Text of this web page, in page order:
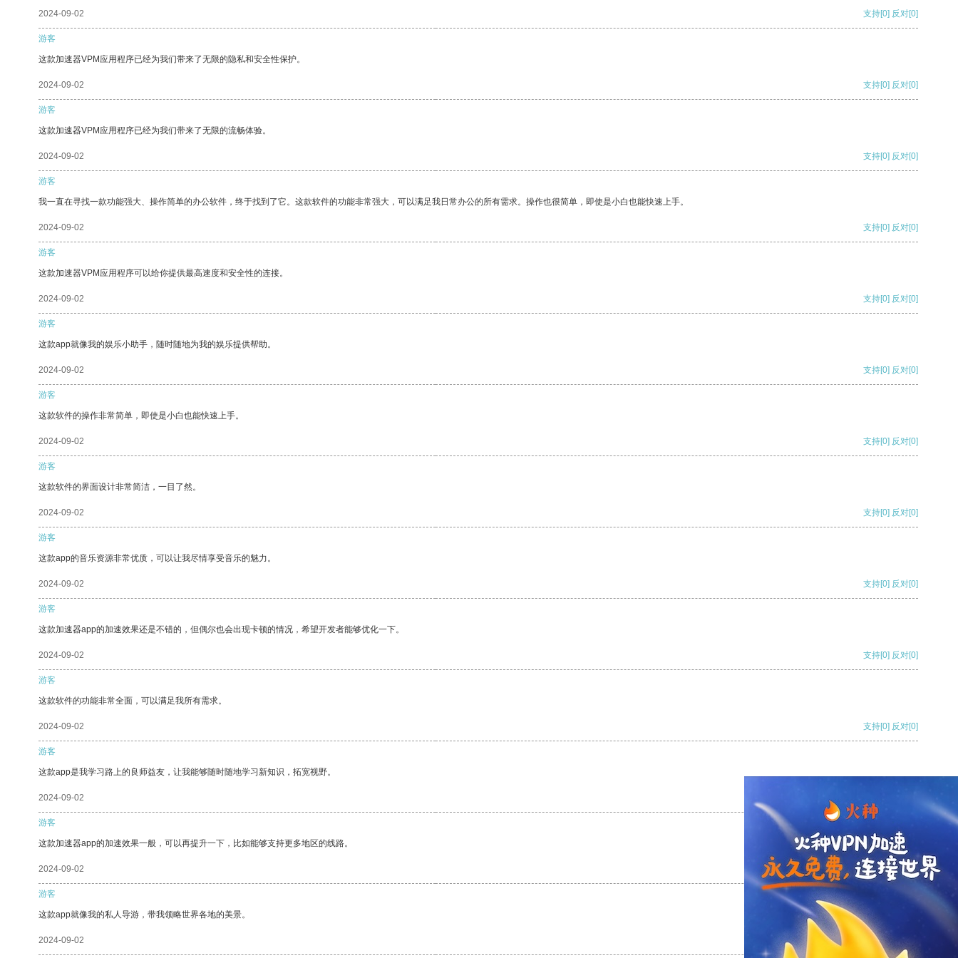
2024-09-02 支持[0] 反对[0]
游客
这款加速器VPM应用程序已经为我们带来了无限的隐私和安全性保护。
2024-09-02 支持[0] 反对[0]
游客
这款加速器VPM应用程序已经为我们带来了无限的流畅体验。
2024-09-02 支持[0] 反对[0]
游客
我一直在寻找一款功能强大、操作简单的办公软件，终于找到了它。这款软件的功能非常强大，可以满足我日常办公的所有需求。操作也很简单，即使是小白也能快速上手。
2024-09-02 支持[0] 反对[0]
游客
这款加速器VPM应用程序可以给你提供最高速度和安全性的连接。
2024-09-02 支持[0] 反对[0]
游客
这款app就像我的娱乐小助手，随时随地为我的娱乐提供帮助。
2024-09-02 支持[0] 反对[0]
游客
这款软件的操作非常简单，即使是小白也能快速上手。
2024-09-02 支持[0] 反对[0]
游客
这款软件的界面设计非常简洁，一目了然。
2024-09-02 支持[0] 反对[0]
游客
这款app的音乐资源非常优质，可以让我尽情享受音乐的魅力。
2024-09-02 支持[0] 反对[0]
游客
这款加速器app的加速效果还是不错的，但偶尔也会出现卡顿的情况，希望开发者能够优化一下。
2024-09-02 支持[0] 反对[0]
游客
这款软件的功能非常全面，可以满足我所有需求。
2024-09-02 支持[0] 反对[0]
游客
这款app是我学习路上的良师益友，让我能够随时随地学习新知识，拓宽视野。
2024-09-02
游客
这款加速器app的加速效果一般，可以再提升一下，比如能够支持更多地区的线路。
2024-09-02 支持 [0] 反对[0]
游客
这款app就像我的私人导游，带我领略世界各地的美景。
2024-09-02 支持[0] 反对